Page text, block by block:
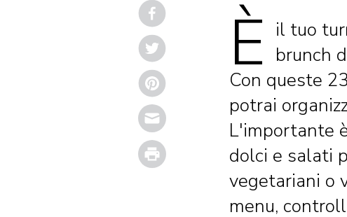
Email
Print
È il tuo
brunch
Con queste
potrai
L'importante
dolci e salati
vegetariani o
menu,